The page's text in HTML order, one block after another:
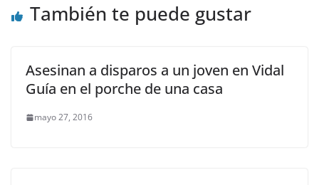
También te puede gustar
Asesinan a disparos a un joven en Vidal
Guía en el porche de una casa
mayo 27, 2016